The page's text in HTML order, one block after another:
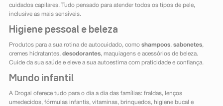
cuidados capilares. Tudo pensado para atender todos os tipos de pele,
inclusive as mais sensíveis.
Higiene pessoal e beleza
Produtos para a sua rotina de autocuidado, como shampoos, sabonetes,
cremes hidratantes, desodorantes, maquiagens e acessórios de beleza.
Cuide da sua saúde e eleve a sua autoestima com praticidade e confiança.
Mundo infantil
A Drogal oferece tudo para o dia a dia das famílias: fraldas, lenços
umedecidos, fórmulas infantis, vitaminas, brinquedos, higiene bucal e